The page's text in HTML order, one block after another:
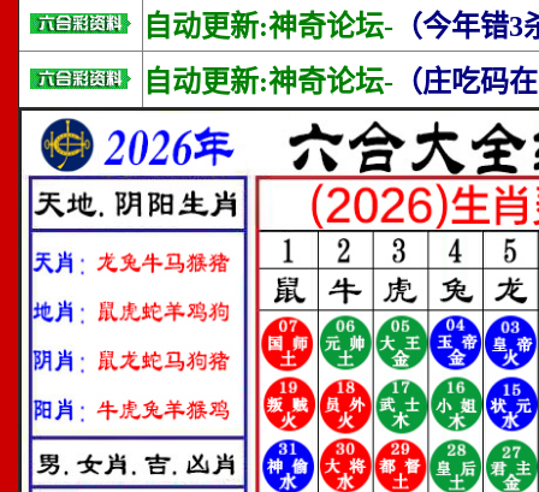
自动更新:神奇论坛- （今年错
自动更新:神奇论坛- （庄吃码